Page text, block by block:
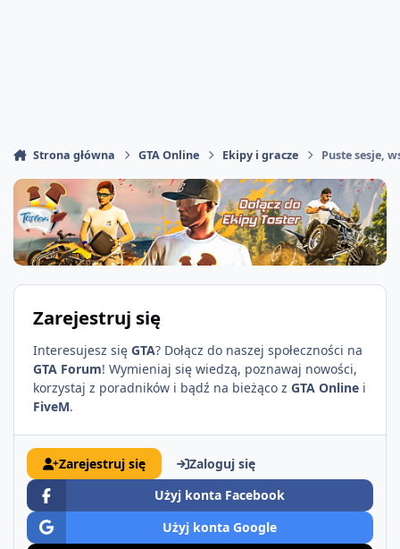
Strona główna GTA Online Ekipy i gracze Puste sesje,
Zarejestruj się
Interesujesz się GTA? Dołącz do naszej społeczności na
GTA Forum! Wymieniaj się wiedzą, poznawaj nowości,
korzystaj z poradników i bądź na bieżąco z GTA Online i
FiveM.
Zarejestruj się
Zaloguj się
Użyj konta Facebook
Użyj konta Google